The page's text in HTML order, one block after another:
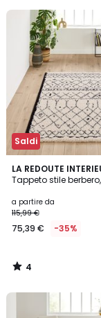
Saldi
LA REDOUTE
Tappeto stile
a partire da
115,99 €
75,39 € -35%
4
/
4
/